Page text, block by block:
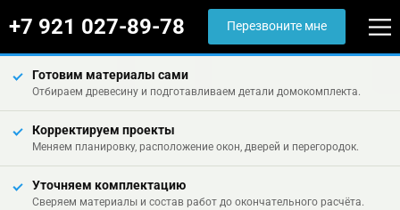
+7 921 027-89-78 Перезвоните мне
Готовим материалы сами
Отбираем древесину и подготавливаем детали домокомплекта.
Корректируем проекты
Меняем планировку, расположение окон, дверей и перегородок.
Уточняем комплектацию
Сверяем материалы и состав работ до окончательного расчёта.